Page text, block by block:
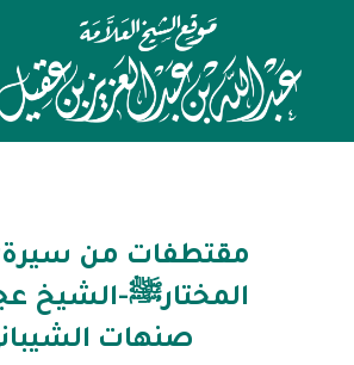
مقتطفات من
المختارﷺ-الشيخ
صنهات